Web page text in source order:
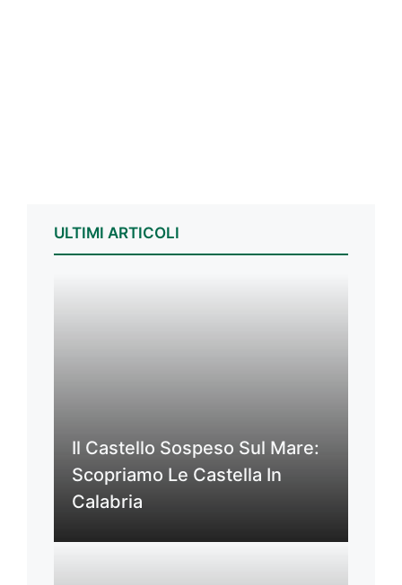
ULTIMI ARTICOLI
Il Castello Sospeso Sul Mare:
Scopriamo Le Castella In
Calabria